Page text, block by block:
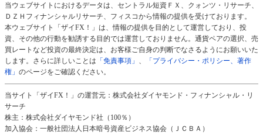
当ウェブサイトにおけるデータは、セントラル短資ＦＸ、クォンツ・リサーチ、
ＤＺＨフィナンシャルリサーチ、フィスコから情報の提供を受けております。
本ウェブサイト「ザイFX！」は、情報の提供を目的として運営しており、投
資、その他の行動を勧誘する目的では運営しておりません。通貨ペアの選択、売
買レートなど投資の最終決定は、お客様ご自身の判断でなさるようにお願いいた
します。さらに詳しいことは 「免責事項」 、
「プライバシー・ポリシー、著作
権」 のページをご確認ください。
当サイト「ザイFX！」の運営元：株式会社ダイヤモンド・フィナンシャル・リ
サーチ
株主：株式会社ダイヤモンド社（100％）
加入協会：一般社団法人日本暗号資産ビジネス協会（ＪＣＢＡ）